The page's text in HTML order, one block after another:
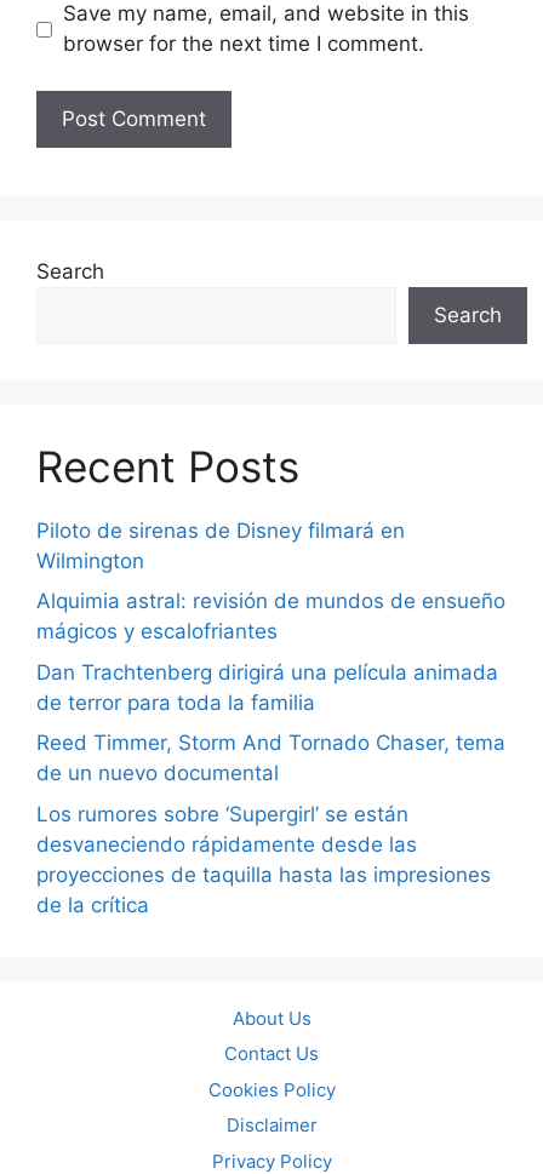
Save my name, email, and website in this
browser for the next time I comment.
Search
Search
Recent Posts
Piloto de sirenas de Disney filmará en
Wilmington
Alquimia astral: revisión de mundos de ensueño
mágicos y escalofriantes
Dan Trachtenberg dirigirá una película animada
de terror para toda la familia
Reed Timmer, Storm And Tornado Chaser, tema
de un nuevo documental
Los rumores sobre ‘Supergirl’ se están
desvaneciendo rápidamente desde las
proyecciones de taquilla hasta las impresiones
de la crítica
About Us
Contact Us
Cookies Policy
Disclaimer
Privacy Policy